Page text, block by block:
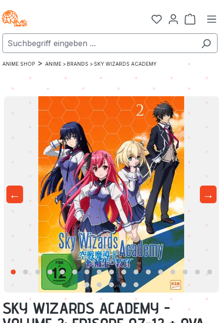
Zum Hauptinhalt springen
ANIME SHOP > ANIME > BRANDS > SKY WIZARDS ACADEMY
← →
SKY WIZARDS ACADEMY -